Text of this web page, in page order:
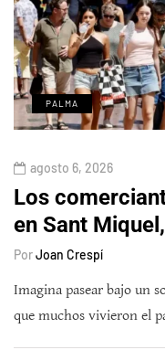
PALMA
agosto 6, 2026
Los
en Sant
PorJoan Crespí
Imagina pasear bajo un
que muchos vivieron el